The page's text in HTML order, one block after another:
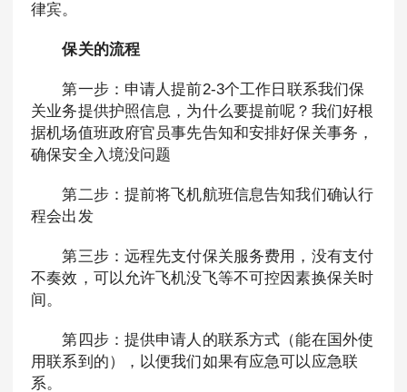
律宾。
保关的流程
第一步：申请人提前2-3个工作日联系我们保
关业务提供护照信息，为什么要提前呢？我们好根
据机场值班政府官员事先告知和安排好保关事务，
确保安全入境没问题
第二步：提前将飞机航班信息告知我们确认行
程会出发
第三步：远程先支付保关服务费用，没有支付
不奏效，可以允许飞机没飞等不可控因素换保关时
间。
第四步：提供申请人的联系方式（能在国外使
用联系到的），以便我们如果有应急可以应急联
系。